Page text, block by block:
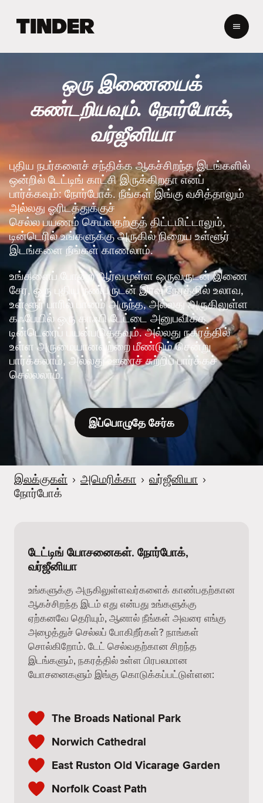
ஹோ
ம்
ஒரு இணையைக்
கண்டறியவும். நோர்போக்,
வர்ஜீனியா
புதிய நபர்களைச் சந்திக்க ஆகச்சிறந்த இடங்களில்
ஒன்றில் டேட்டிங் காட்சி இருக்கிறதா எனப்
பார்க்கவும்: நோர்போக். நீங்கள் இங்கு வசித்தாலும்
அல்லது ஓரிடத்துக்குச்
செல்ல பயணம் செய்வதற்குத் திட்டமிட்டாலும்,
டின்டெரில் உங்களுக்கு அருகில் நிறைய உள்ளூர்
இடங்களை நீங்கள் காணலாம்.
உங்களைப் போன்ற ஆர்வமுள்ள ஒருவருடன் இணை
சேர, ஒரு புதிய நண்பருடன் இரவு நேரத்தில் உலாவ,
உள்ளூர் பாரில் பானம் அருந்த, அல்லது அருகிலுள்ள
கஃபேயில் ஒரு காஃபி டேட்டை அனுபவிக்க
டின்டெரைப் பயன்படுத்தவும். அல்லது நகரத்தில்
உள்ள அருமையானவற்றை மீண்டும் சென்று
பார்க்கலாம், அல்லது ஊரைச் சுற்றிப் பார்க்கச்
செல்லலாம்.
இப்பொழுதே சேர்க
இலக்குகள் › அமெரிக்கா › வர்ஜீனியா ›
நோர்போக்
டேட்டிங் யோசனைகள். நோர்போக்,
வர்ஜீனியா
உங்களுக்கு அருகிலுள்ளவர்களைக் காண்பதற்கான
ஆகச்சிறந்த இடம் எது என்பது உங்களுக்கு
ஏற்கனவே தெரியும், ஆனால் நீங்கள் அவரை எங்கு
அழைத்துச் செல்லப் போகிறீர்கள்? நாங்கள்
சொல்கிறோம். டேட் செல்வதற்கான சிறந்த
இடங்களும், நகரத்தில் உள்ள பிரபலமான
யோசனைகளும் இங்கு கொடுக்கப்பட்டுள்ளன:
The Broads National Park
Norwich Cathedral
East Ruston Old Vicarage Garden
Norfolk Coast Path